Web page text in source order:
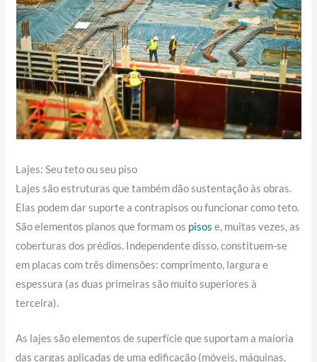
Lajes: Seu teto ou seu piso
Lajes são estruturas que também dão sustentação às obras.
Elas podem dar suporte a contrapisos ou funcionar como teto.
São elementos planos que formam os pisos e, muitas vezes, as
coberturas dos prédios. Independente disso, constituem-se
em placas com três dimensões: comprimento, largura e
espessura (as duas primeiras são muito superiores à
terceira).
As lajes são elementos de superfície que suportam a maioria
das cargas aplicadas de uma edificação (móveis, máquinas,